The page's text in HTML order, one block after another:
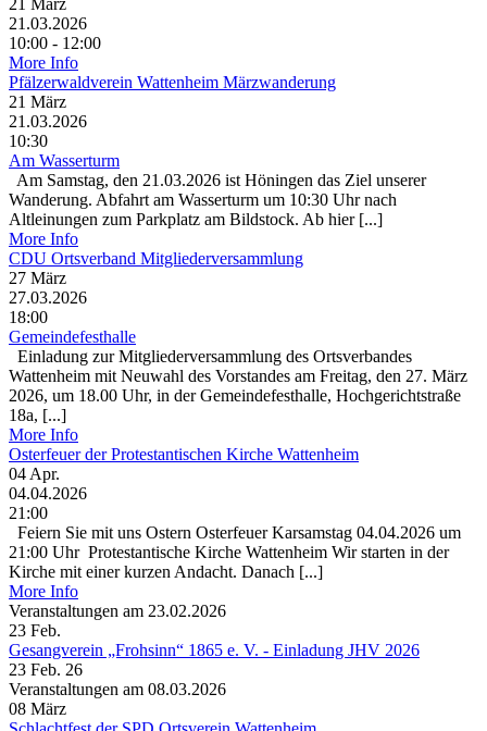
21.03.2026
10:00 - 12:00
More Info
Pfälzerwaldverein Wattenheim Märzwanderung
21 März
21.03.2026
10:30
Am Wasserturm
Am Samstag, den 21.03.2026 ist Höningen das Ziel unserer
Wanderung. Abfahrt am Wasserturm um 10:30 Uhr nach
Altleinungen zum Parkplatz am Bildstock. Ab hier [...]
More Info
CDU Ortsverband Mitgliederversammlung
27 März
27.03.2026
18:00
Gemeindefesthalle
Einladung zur Mitgliederversammlung des Ortsverbandes
Wattenheim mit Neuwahl des Vorstandes am Freitag, den 27. März
2026, um 18.00 Uhr, in der Gemeindefesthalle, Hochgerichtstraße
18a, [...]
More Info
Osterfeuer der Protestantischen Kirche Wattenheim
04 Apr.
04.04.2026
21:00
Feiern Sie mit uns Ostern Osterfeuer Karsamstag 04.04.2026 um
21:00 Uhr Protestantische Kirche Wattenheim Wir starten in der
Kirche mit einer kurzen Andacht. Danach [...]
More Info
Veranstaltungen am 23.02.2026
23 Feb.
Gesangverein „Frohsinn“ 1865 e. V. - Einladung JHV 2026
23 Feb. 26
Veranstaltungen am 08.03.2026
08 März